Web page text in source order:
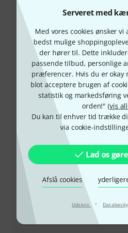
Serveret med
Med vores cookies ønsker
bedst mulige
der hører til. Dette
passende tilbud, personlige
præferencer. Hvis du er okay
blot acceptere brugen af
statistik og markedsføring
orden!" (vis
Du kan til enhver tid trække
via cookie-
Lad os
Afslå cookies
Udskriv ·
+45-
Vores kundeservice står klar til
spørgsmål eller problemer efter
Hav dit kundenummer parat
Åbningstider (CEST -
sommertid)
Aftal opringning
Flere kontaktmuligheder